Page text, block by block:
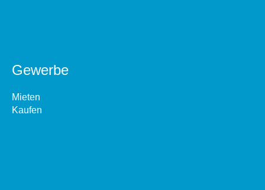
Gewerbe
Mieten
Kaufen